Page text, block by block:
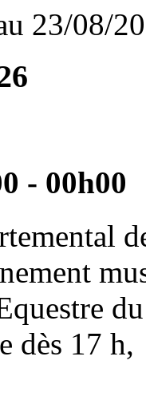
23/08/
- 00h00
dès 17 h,